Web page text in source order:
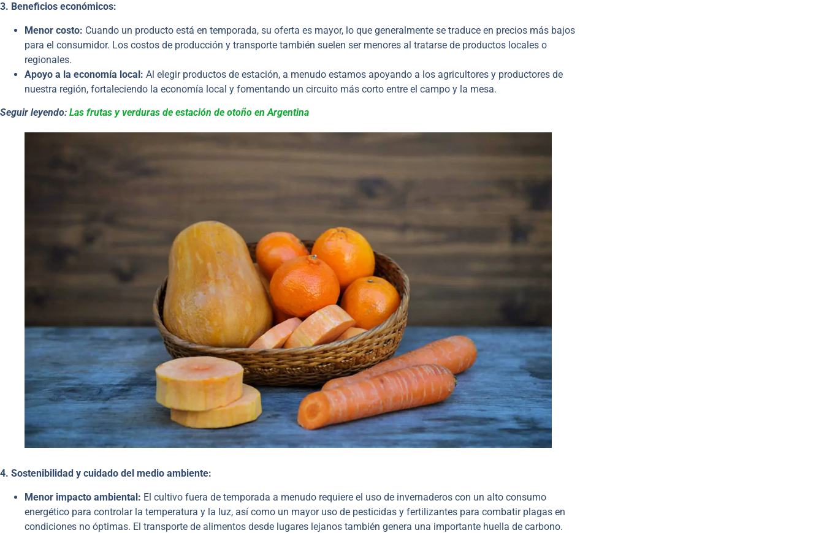
3. Beneficios económicos:
Menor costo: Cuando un producto está en temporada, su oferta es mayor, lo que generalmente se traduce en precios más bajos
para el consumidor. Los costos de producción y transporte también suelen ser menores al tratarse de productos locales o
regionales.
Apoyo a la economía local: Al elegir productos de estación, a menudo estamos apoyando a los agricultores y productores de
nuestra región, fortaleciendo la economía local y fomentando un circuito más corto entre el campo y la mesa.
Seguir leyendo: Las frutas y verduras de estación de otoño en Argentina
4. Sostenibilidad y cuidado del medio ambiente:
Menor impacto ambiental: El cultivo fuera de temporada a menudo requiere el uso de invernaderos con un alto consumo
energético para controlar la temperatura y la luz, así como un mayor uso de pesticidas y fertilizantes para combatir plagas en
condiciones no óptimas. El transporte de alimentos desde lugares lejanos también genera una importante huella de carbono.